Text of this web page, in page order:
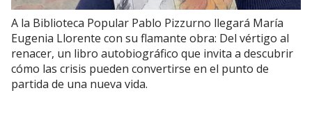
A la Biblioteca Popular Pablo Pizzurno llegará María
Eugenia Llorente con su flamante obra: Del vértigo al
renacer, un libro autobiográfico que invita a descubrir
cómo las crisis pueden convertirse en el punto de
partida de una nueva vida.